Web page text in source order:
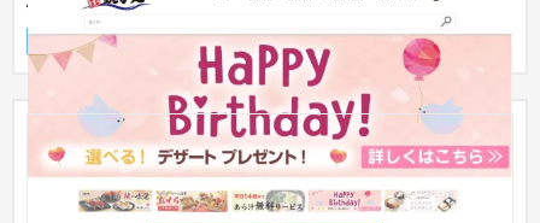
企業サイト 飲食店・レストラン